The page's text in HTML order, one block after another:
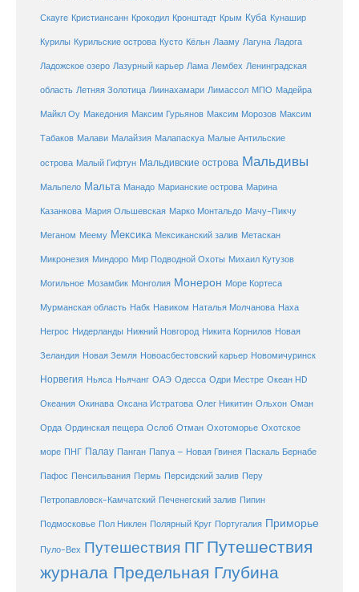
Скауге Кристиансанн Крокодил Кронштадт Крым Куба Кунашир
Курилы Курильские острова Кусто Кёльн Лааму Лагуна Ладога
Ладожское озеро Лазурный карьер Лама Лембех Ленинградская
область Летняя Золотица Лиинахамари Лимассол МПО Мадейра
Майкл Оу Македония Максим Гурьянов Максим Морозов Максим
Табаков Малави Малайзия Малапаскуа Малые Антильские
острова Малый Гифтун Мальдивские острова Мальдивы
Мальпело Мальта Манадо Марианские острова Марина
Казанкова Мария Ольшевская Марко Монтальдо Мачу-Пикчу
Меганом Меему Мексика Мексиканский залив Метаскан
Микронезия Миндоро Мир Подводной Охоты Михаил Кутузов
Могильное Мозамбик Монголия Монерон Море Кортеса
Мурманская область Набк Навиком Наталья Молчанова Наха
Негрос Нидерланды Нижний Новгород Никита Корнилов Новая
Зеландия Новая Земля Новоасбестовский карьер Новомичуринск
Норвегия Ньяса Ньячанг ОАЭ Одесса Одри Местре Океан HD
Океания Окинава Оксана Истратова Олег Никитин Ольхон Оман
Орда Ординская пещера Ослоб Отман Охотоморье Охотское
море ПНГ Палау Панган Папуа – Новая Гвинея Паскаль Бернабе
Пафос Пенсильвания Пермь Персидский залив Перу
Петропавловск-Камчатский Печенегский залив Пипин
Подмосковье Пол Никлен Полярный Круг Португалия Приморье
Пуло-Вех Путешествия ПГ Путешествия
журнала Предельная Глубина